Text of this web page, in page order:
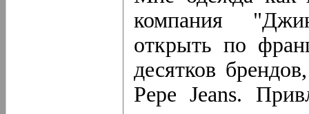
компания
открыть по
десятков
Pepe Jeans.